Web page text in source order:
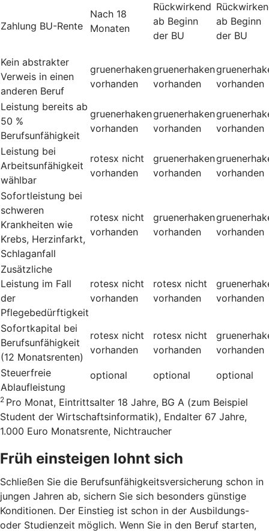
Zahlung BU-Rente
Nach 18
Monaten
Rückwirkend
ab Beginn
der BU
ab Beginn
der BU
Kein abstrakter
Verweis in einen
anderen Beruf
gruenerhaken
vorhanden
gruenerhaken
vorhanden
vorhanden
Leistung bereits ab
50 %
Berufsunfähigkeit
gruenerhaken
vorhanden
gruenerhaken
vorhanden
vorhanden
Leistung bei
Arbeitsunfähigkeit
wählbar
rotesx nicht
vorhanden
gruenerhaken
vorhanden
vorhanden
Sofortleistung bei
schweren
Krankheiten wie
Krebs, Herzinfarkt,
Schlaganfall
rotesx nicht
vorhanden
gruenerhaken
vorhanden
vorhanden
Zusätzliche
Leistung im Fall
der
Pflegebedürftigkeit
rotesx nicht
vorhanden
rotesx nicht
vorhanden
vorhanden
Sofortkapital bei
Berufsunfähigkeit
(12 Monatsrenten)
rotesx nicht
vorhanden
rotesx nicht
vorhanden
vorhanden
Steuerfreie
Ablaufleistung
optional optional optional
2 Pro Monat, Eintrittsalter 18 Jahre, BG A (zum Beispiel
Student der Wirtschaftsinformatik), Endalter 67 Jahre,
1.000 Euro Monatsrente, Nichtraucher
Früh einsteigen lohnt sich
Schließen Sie die Berufsunfähigkeitsversicherung schon in
jungen Jahren ab, sichern Sie sich besonders günstige
Konditionen. Der Einstieg ist schon in der Ausbildungs-
oder Studienzeit möglich. Wenn Sie in den Beruf starten,